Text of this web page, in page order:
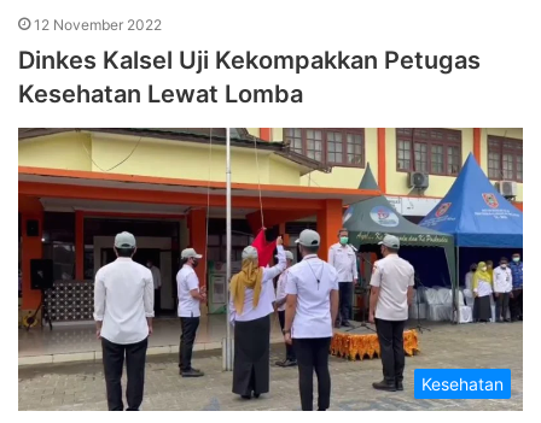
12 November 2022
Dinkes Kalsel Uji Kekompakkan Petugas
Kesehatan Lewat Lomba
Kesehatan